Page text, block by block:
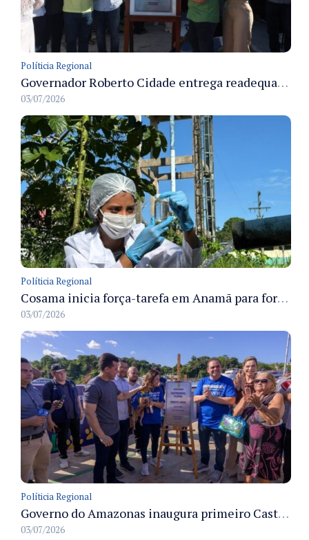
Políticia Regional
Governador Roberto Cidade entrega readequação do ambulatório da FCecon e amplia capacidade de atendimento oncológico em Manaus
03/07/2026
Políticia Regional
Cosama inicia força-tarefa em Anamã para fortalecer abastecimento de água e segurança hídrica da população
03/07/2026
Políticia Regional
Governo do Amazonas inaugura primeiro Castramóvel Fluvial para atendimento veterinário às comunidades ribeirinhas e castração gratuita
03/07/2026